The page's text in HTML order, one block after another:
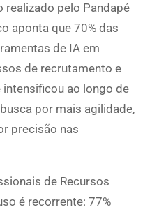
realizado pelo Pandapé
aponta que 70% das
de IA em
de recrutamento e
ao longo de
por mais agilidade,
precisão nas
de Recursos
é recorrente: 77%